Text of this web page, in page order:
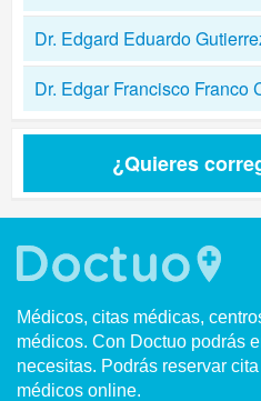
Dr. Edgard Eduardo
Dr. Edgar Francisco Franco
¿Quieres
Médicos, citas médicas,
médicos. Con Doctuo podrás
necesitas. Podrás reservar
médicos online.